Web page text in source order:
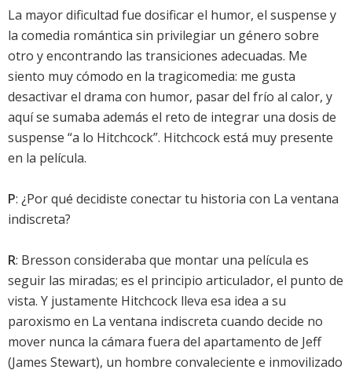
La mayor dificultad fue dosificar el humor, el suspense y
la comedia romántica sin privilegiar un género sobre
otro y encontrando las transiciones adecuadas. Me
siento muy cómodo en la tragicomedia: me gusta
desactivar el drama con humor, pasar del frío al calor, y
aquí se sumaba además el reto de integrar una dosis de
suspense “a lo Hitchcock”. Hitchcock está muy presente
en la película.
P: ¿Por qué decidiste conectar tu historia con La ventana
indiscreta?
R: Bresson consideraba que montar una película es
seguir las miradas; es el principio articulador, el punto de
vista. Y justamente Hitchcock lleva esa idea a su
paroxismo en La ventana indiscreta cuando decide no
mover nunca la cámara fuera del apartamento de Jeff
(James Stewart), un hombre convaleciente e inmovilizado